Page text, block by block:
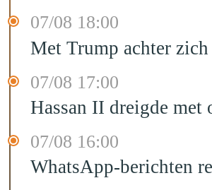
07/08 18:00
Met Trump achter
07/08 17:00
Hassan II dreigde met
07/08 16:00
WhatsApp-berichten